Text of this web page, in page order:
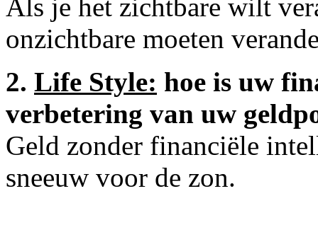
Als je het zichtbare wilt
onzichtbare moeten
2. Life Style: hoe is uw
verbetering van uw
Geld zonder financiële
sneeuw voor de zon.